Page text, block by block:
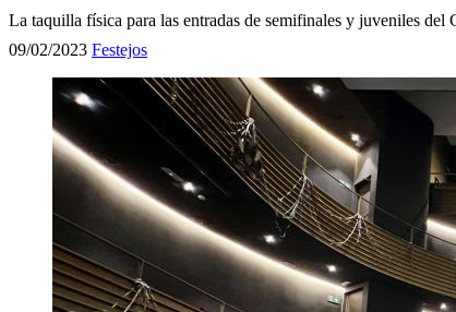
La taquilla física para las entradas de semifinales y juveniles del
09/02/2023 Festejos